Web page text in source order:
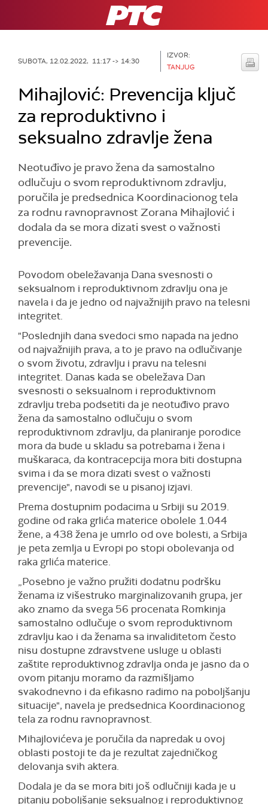
RTS
SUBOTA, 12.02.2022, 11:17 -> 14:30
IZVOR:
TANJUG
Mihajlović: Prevencija ključ
za reproduktivno i
seksualno zdravlje žena
Neotuđivo je pravo žena da samostalno
odlučuju o svom reproduktivnom zdravlju,
poručila je predsednica Koordinacionog tela
za rodnu ravnopravnost Zorana Mihajlović i
dodala da se mora dizati svest o važnosti
prevencije.
Povodom obeležavanja Dana svesnosti o
seksualnom i reproduktivnom zdravlju ona je
navela i da je jedno od najvažnijih pravo na telesni
integritet.
"Poslednjih dana svedoci smo napada na jedno
od najvažnijih prava, a to je pravo na odlučivanje
o svom životu, zdravlju i pravu na telesni
integritet. Danas kada se obeležava Dan
svesnosti o seksualnom i reproduktivnom
zdravlju treba podsetiti da je neotuđivo pravo
žena da samostalno odlučuju o svom
reproduktivnom zdravlju, da planiranje porodice
mora da bude u skladu sa potrebama i žena i
muškaraca, da kontracepcija mora biti dostupna
svima i da se mora dizati svest o važnosti
prevencije", navodi se u pisanoj izjavi.
Prema dostupnim podacima u Srbiji su 2019.
godine od raka grlića materice obolele 1.044
žene, a 438 žena je umrlo od ove bolesti, a Srbija
je peta zemlja u Evropi po stopi obolevanja od
raka grlića materice.
„Posebno je važno pružiti dodatnu podršku
ženama iz višestruko marginalizovanih grupa, jer
ako znamo da svega 56 procenata Romkinja
samostalno odlučuje o svom reproduktivnom
zdravlju kao i da ženama sa invaliditetom često
nisu dostupne zdravstvene usluge u oblasti
zaštite reproduktivnog zdravlja onda je jasno da o
ovom pitanju moramo da razmišljamo
svakodnevno i da efikasno radimo na poboljšanju
situacije", navela je predsednica Koordinacionog
tela za rodnu ravnopravnost.
Mihajlovićeva je poručila da napredak u ovoj
oblasti postoji te da je rezultat zajedničkog
delovanja svih aktera.
Dodala je da se mora biti još odlučniji kada je u
pitanju poboljšanje seksualnog i reproduktivnog